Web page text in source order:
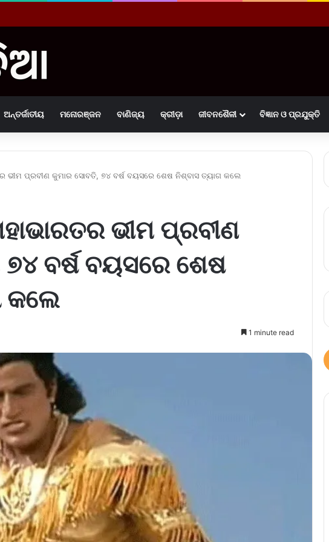
ଅନ୍ତର୍ଜାତୀୟ ମନୋରଞ୍ଜନ ବାଣିଜ୍ୟ କ୍ରୀଡ଼ା ଜୀବନଶୈଳୀ ବିଜ୍ଞାନ ଓ ପ୍ରଯୁକ୍ତି
ଭୀମ ପ୍ରବୀଣ କୁମାର ସୋବତି, ୭୪ ବର୍ଷ ବୟସରେ ଶେଷ ନିଶ୍ବାସ ତ୍ୟାଗ କଲେ
ଭୀମ ପ୍ରବୀଣ
ବର୍ଷ ବୟସରେ ଶେଷ
କଲେ
1 minute read